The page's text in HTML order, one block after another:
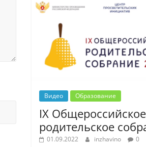
Видео Образование
IX Общероссийское
родительское
01.09.2022 inzhavino 0